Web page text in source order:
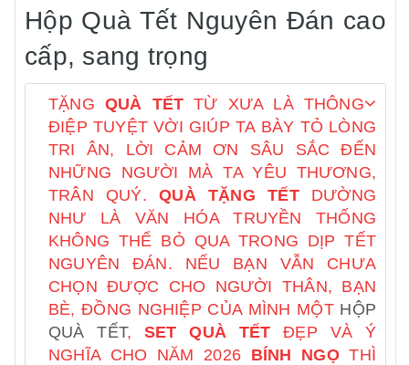
Hộp Quà Tết Nguyên Đán cao
cấp, sang trọng
TẶNG QUÀ TẾT TỪ XƯA LÀ THÔNG
ĐIỆP TUYỆT VỜI GIÚP TA BÀY TỎ LÒNG
TRI ÂN, LỜI CẢM ƠN SÂU SẮC ĐẾN
NHỮNG NGƯỜI MÀ TA YÊU THƯƠNG,
TRÂN QUÝ.QUÀ TẶNG TẾTDƯỜNG
NHƯ LÀ VĂN HÓA TRUYỀN THỐNG
KHÔNG THỂ BỎ QUA TRONG DỊP TẾT
NGUYÊN ĐÁN. NẾU BẠN VẪN CHƯA
CHỌN ĐƯỢC CHO NGƯỜI THÂN, BẠN
BÈ, ĐỒNG NGHIỆP CỦA MÌNH MỘT HỘP
QUÀ TẾT, SET QUÀ TẾT ĐẸP VÀ Ý
NGHĨA CHO NĂM 2026 BÍNH NGỌTHÌ